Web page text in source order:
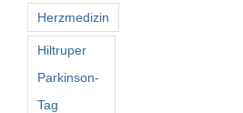
Herzmedizin
Hiltruper
Parkinson-
Tag